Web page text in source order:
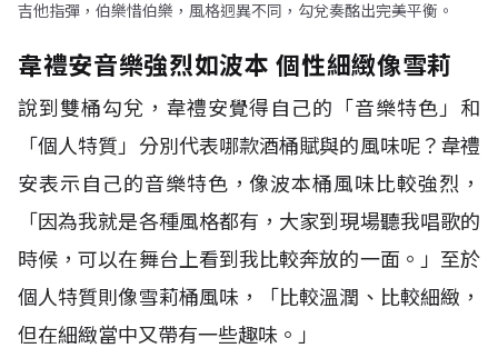
吉他指彈，伯樂惜伯樂，風格迥異不同，勾兌奏酩出完美平衡。
韋禮安音樂強烈如波本 個性細緻像雪莉
說到雙桶勾兌，韋禮安覺得自己的「音樂特色」和
「個人特質」分別代表哪款酒桶賦與的風味呢？韋禮
安表示自己的音樂特色，像波本桶風味比較強烈，
「因為我就是各種風格都有，大家到現場聽我唱歌的
時候，可以在舞台上看到我比較奔放的一面。」至於
個人特質則像雪莉桶風味，「比較溫潤、比較細緻，
但在細緻當中又帶有一些趣味。」